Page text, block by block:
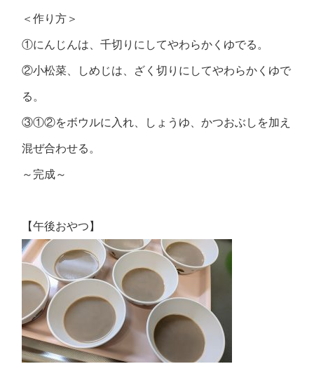
＜作り方＞
①にんじんは、千切りにしてやわらかくゆでる。
②小松菜、しめじは、ざく切りにしてやわらかくゆで
る。
③①②をボウルに入れ、しょうゆ、かつおぶしを加え
混ぜ合わせる。
～完成～
【午後おやつ】